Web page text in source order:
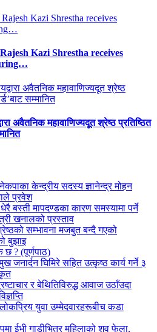
Kazi Shrestha receives
अवैतनिक महावाणिज्यदूत श्रेष्ठ प्रतिष्ठित
केन्द्रीय सदस्य ज्ञानेन्द्र मोहन
प्रवेश
बस्ती मापदण्डका कारण समस्यामा पर्ने
खनालको प्रस्ताव
सम्भावना मजबुत बन्दै गएको
बुझाइ
छ ? (पूर्णपाठ)
जनार्दन घिमिरे सहित उत्कृष्ठ कार्य गर्ने ३
र बेथितिविरुद्ध आवाज उठाँउदा
युवा उम्मेदवारहरूबीच कडा
ईभी गाडीभित्र महिलाको शव फेला,